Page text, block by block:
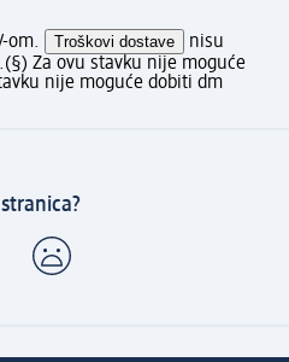
om. Troškovi dostave
nisu
(§) Za ovu stavku nije moguće
nije moguće dobiti dm